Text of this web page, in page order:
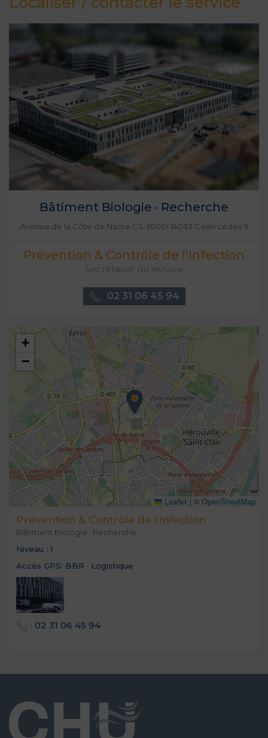
Bâtiment Biologie · Recherche
Avenue de la Côte de Nacre CS 30001 14033 Caen cedex 9
Prévention & Contrôle de l’Infection
Secrétariat du service
02 31 06 45 94
+
−
Leaflet | © OpenStreetMap
Prévention & Contrôle de l’Infection
Bâtiment Biologie · Recherche
Niveau : 1
Accès GPS: BBR · Logistique
: 02 31 06 45 94